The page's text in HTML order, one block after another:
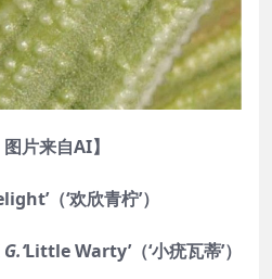
图片来自AI】
（‘欢欣青柠’）
G.‘Little Warty’（‘小疣瓦蒂’）